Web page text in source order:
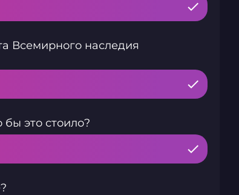
Всемирного наследия
это стоило?